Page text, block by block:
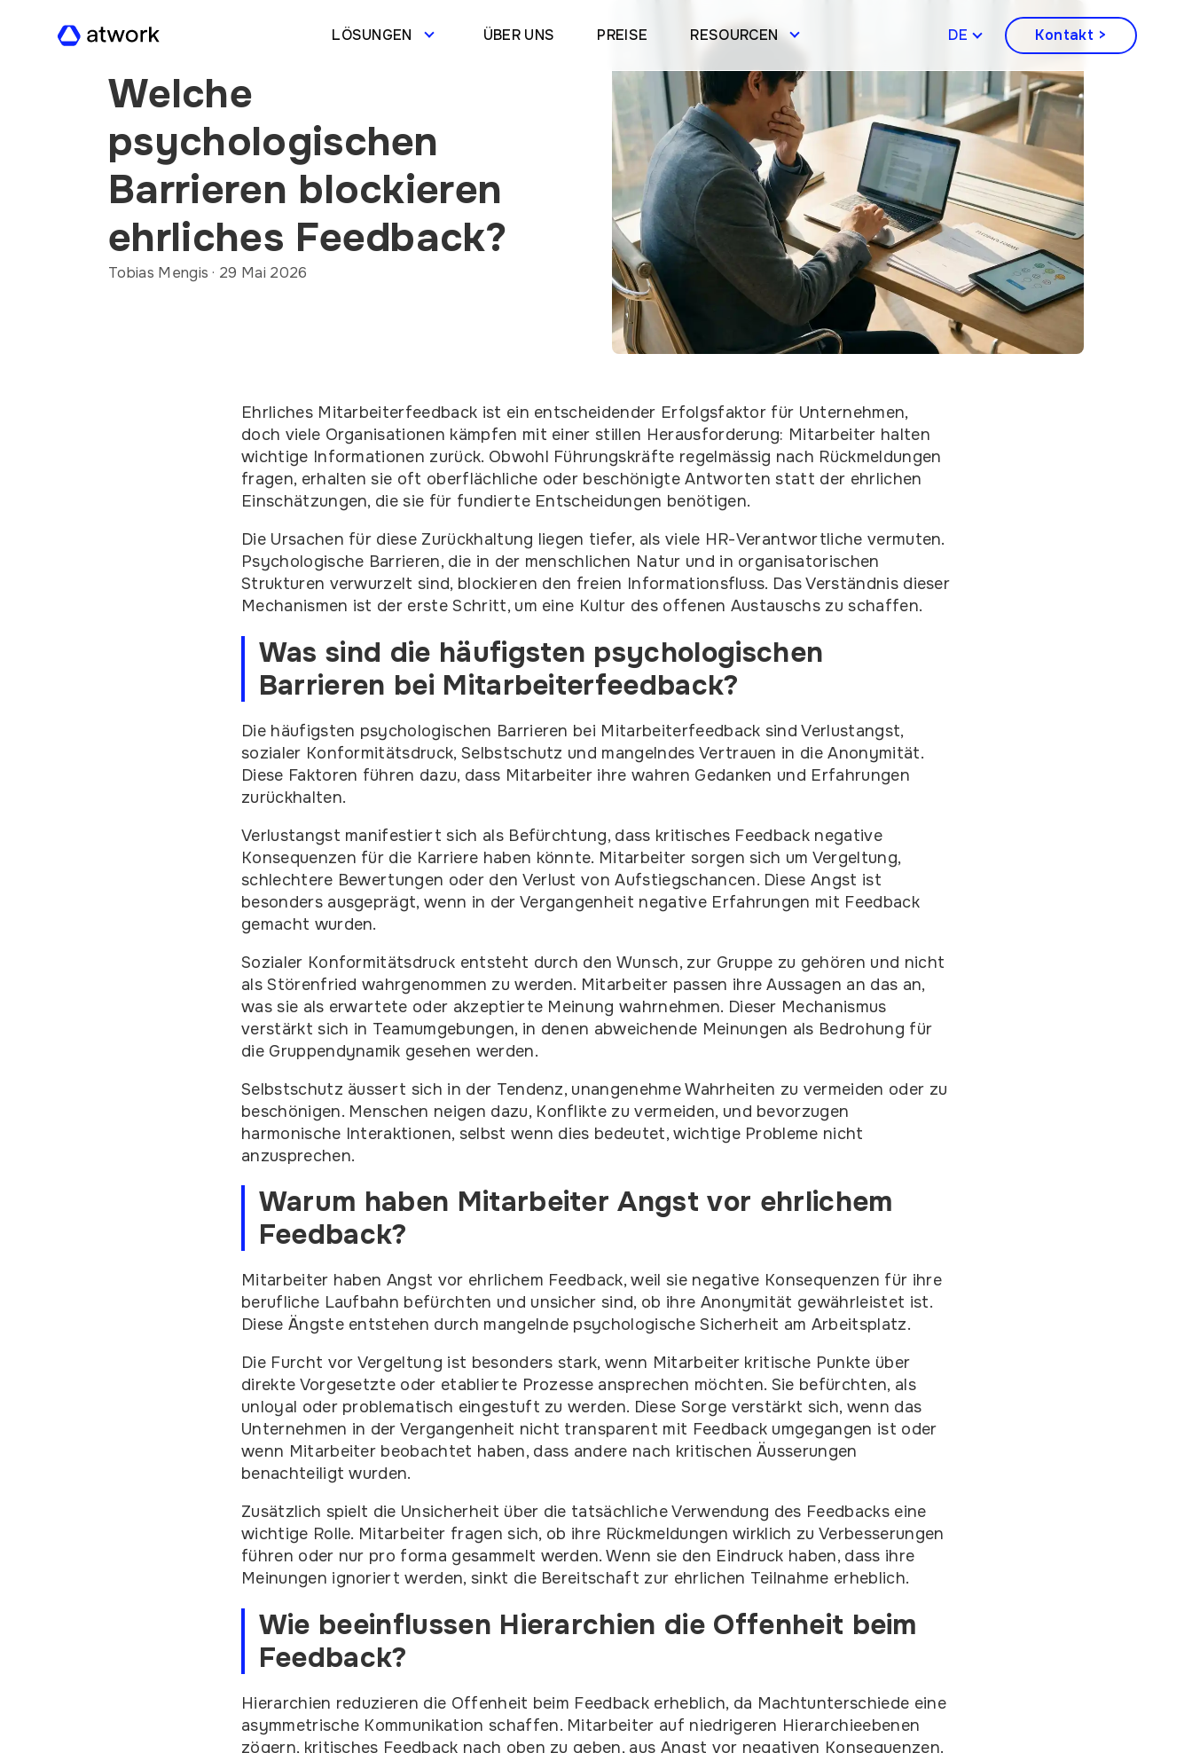
LÖSUNGEN ÜBER UNS PREISE RESOURCEN DEUTSCH Kontakt >
Welche
psychologischen
Barrieren blockieren
ehrliches Feedback?
Tobias Mengis · 29 Mai 2026
Ehrliches Mitarbeiterfeedback ist ein entscheidender Erfolgsfaktor für Unternehmen,
doch viele Organisationen kämpfen mit einer stillen Herausforderung: Mitarbeiter halten
wichtige Informationen zurück. Obwohl Führungskräfte regelmässig nach Rückmeldungen
fragen, erhalten sie oft oberflächliche oder beschönigte Antworten statt der ehrlichen
Einschätzungen, die sie für fundierte Entscheidungen benötigen.
Die Ursachen für diese Zurückhaltung liegen tiefer, als viele HR-Verantwortliche vermuten.
Psychologische Barrieren, die in der menschlichen Natur und in organisatorischen
Strukturen verwurzelt sind, blockieren den freien Informationsfluss. Das Verständnis dieser
Mechanismen ist der erste Schritt, um eine Kultur des offenen Austauschs zu schaffen.
Was sind die häufigsten psychologischen
Barrieren bei Mitarbeiterfeedback?
Die häufigsten psychologischen Barrieren bei Mitarbeiterfeedback sind Verlustangst,
sozialer Konformitätsdruck, Selbstschutz und mangelndes Vertrauen in die Anonymität.
Diese Faktoren führen dazu, dass Mitarbeiter ihre wahren Gedanken und Erfahrungen
zurückhalten.
Verlustangst manifestiert sich als Befürchtung, dass kritisches Feedback negative
Konsequenzen für die Karriere haben könnte. Mitarbeiter sorgen sich um Vergeltung,
schlechtere Bewertungen oder den Verlust von Aufstiegschancen. Diese Angst ist
besonders ausgeprägt, wenn in der Vergangenheit negative Erfahrungen mit Feedback
gemacht wurden.
Sozialer Konformitätsdruck entsteht durch den Wunsch, zur Gruppe zu gehören und nicht
als Störenfried wahrgenommen zu werden. Mitarbeiter passen ihre Aussagen an das an,
was sie als erwartete oder akzeptierte Meinung wahrnehmen. Dieser Mechanismus
verstärkt sich in Teamumgebungen, in denen abweichende Meinungen als Bedrohung für
die Gruppendynamik gesehen werden.
Selbstschutz äussert sich in der Tendenz, unangenehme Wahrheiten zu vermeiden oder zu
beschönigen. Menschen neigen dazu, Konflikte zu vermeiden, und bevorzugen
harmonische Interaktionen, selbst wenn dies bedeutet, wichtige Probleme nicht
anzusprechen.
Warum haben Mitarbeiter Angst vor ehrlichem
Feedback?
Mitarbeiter haben Angst vor ehrlichem Feedback, weil sie negative Konsequenzen für ihre
berufliche Laufbahn befürchten und unsicher sind, ob ihre Anonymität gewährleistet ist.
Diese Ängste entstehen durch mangelnde psychologische Sicherheit am Arbeitsplatz.
Die Furcht vor Vergeltung ist besonders stark, wenn Mitarbeiter kritische Punkte über
direkte Vorgesetzte oder etablierte Prozesse ansprechen möchten. Sie befürchten, als
unloyal oder problematisch eingestuft zu werden. Diese Sorge verstärkt sich, wenn das
Unternehmen in der Vergangenheit nicht transparent mit Feedback umgegangen ist oder
wenn Mitarbeiter beobachtet haben, dass andere nach kritischen Äusserungen
benachteiligt wurden.
Zusätzlich spielt die Unsicherheit über die tatsächliche Verwendung des Feedbacks eine
wichtige Rolle. Mitarbeiter fragen sich, ob ihre Rückmeldungen wirklich zu Verbesserungen
führen oder nur pro forma gesammelt werden. Wenn sie den Eindruck haben, dass ihre
Meinungen ignoriert werden, sinkt die Bereitschaft zur ehrlichen Teilnahme erheblich.
Wie beeinflussen Hierarchien die Offenheit beim
Feedback?
Hierarchien reduzieren die Offenheit beim Feedback erheblich, da Machtunterschiede eine
asymmetrische Kommunikation schaffen. Mitarbeiter auf niedrigeren Hierarchieebenen
zögern, kritisches Feedback nach oben zu geben, aus Angst vor negativen Konsequenzen.